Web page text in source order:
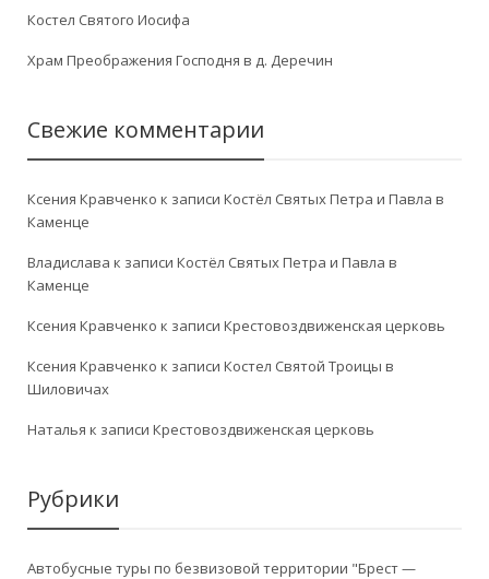
Костел Святого Иосифа
Храм Преображения Господня в д. Деречин
Свежие комментарии
Ксения Кравченко к записи Костёл Святых Петра и Павла в
Каменце
Владислава к записи Костёл Святых Петра и Павла в
Каменце
Ксения Кравченко к записи Крестовоздвиженская церковь
Ксения Кравченко к записи Костел Святой Троицы в
Шиловичах
Наталья к записи Крестовоздвиженская церковь
Рубрики
Автобусные туры по безвизовой территории "Брест —